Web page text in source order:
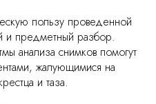
пользу проведенной
и предметный разбор.
анализа снимков помогут
жалующимися на
и таза.